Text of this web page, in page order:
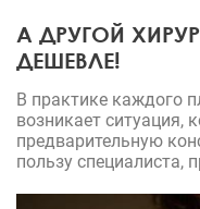
А ДРУГОЙ
ДЕШЕВЛЕ!
В практике каждого
возникает ситуация,
предварительную
пользу специалиста,